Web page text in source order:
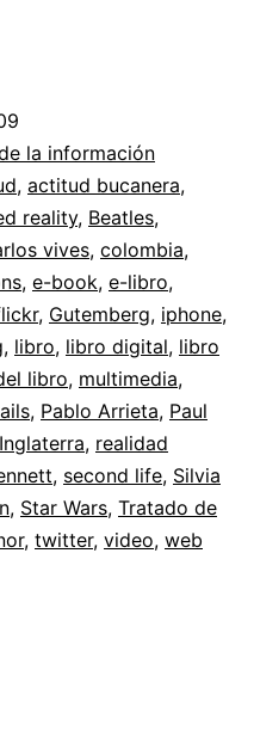
la información
, actitud bucanera,
reality, Beatles,
vives, colombia,
, e-book, e-libro,
, Gutemberg, iphone,
, libro, libro digital, libro
libro, multimedia,
, Pablo Arrieta, Paul
, realidad
, second life, Silvia
, Star Wars, Tratado de
, twitter, video, web